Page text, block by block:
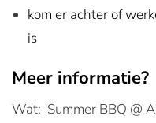
kom er achter of
is
Meer informatie?
Wat: Summer BBQ @